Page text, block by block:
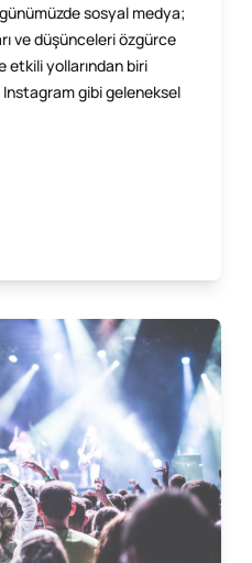
sosyal medya;
ve düşünceleri özgürce
etkili yollarından biri
gibi geleneksel